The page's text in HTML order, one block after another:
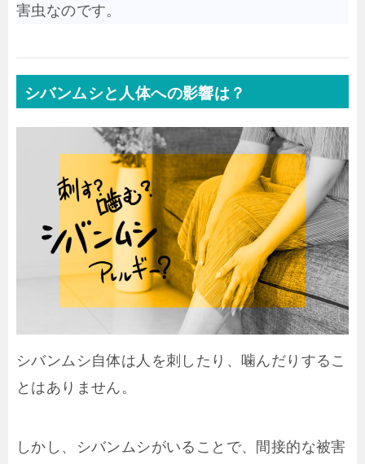
害虫なのです。
シバンムシと人体への影響は？
シバンムシ自体は人を刺したり、噛んだりするこ
とはありません。
しかし、シバンムシがいることで、間接的な被害